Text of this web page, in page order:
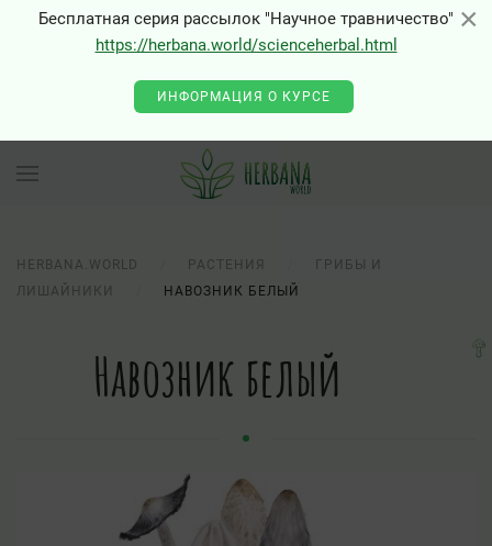
×
Бесплатная серия рассылок "Научное травничество"
https://herbana.world/scienceherbal.html
ИНФОРМАЦИЯ О КУРСЕ
HERBANA.WORLD РАСТЕНИЯ
ГРИБЫ И
ЛИШАЙНИКИ
НАВОЗНИК БЕЛЫЙ
Навозник белый
×